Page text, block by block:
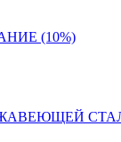
(10%)